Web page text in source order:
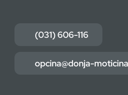
(031) 606-116
opcina@donja-